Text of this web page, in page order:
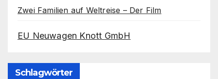
Zwei Familien auf Weltreise – Der Film
EU Neuwagen Knott GmbH
Schlagwörter